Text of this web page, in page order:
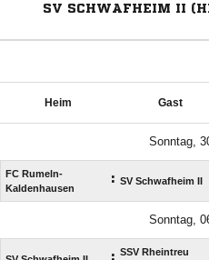
SV SCHWAFHEIM II
Heim Gast
Sonntag,
FC Rumeln-
Kaldenhausen
: SV Schwafheim II
Sonntag,
: SSV Rheintreu